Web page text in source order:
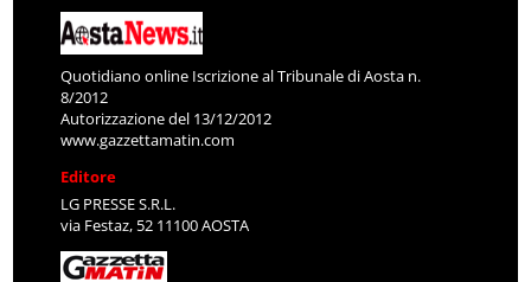
Quotidiano online Iscrizione al Tribunale di Aosta n.
8/2012
Autorizzazione del 13/12/2012
www.gazzettamatin.com
Editore
LG PRESSE S.R.L.
via Festaz, 52 11100 AOSTA